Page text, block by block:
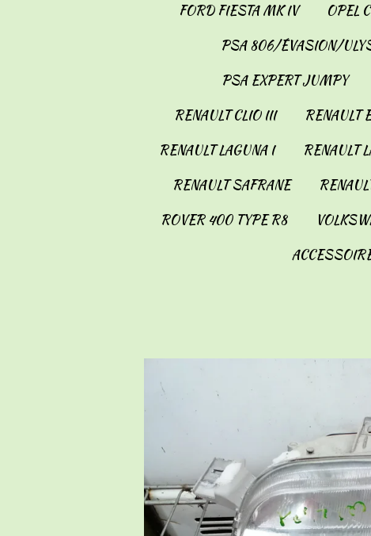
FORD FIESTA MK IV
OPEL
PSA 806/ÉVASION/
PSA EXPERT JUMPY
RENAULT CLIO III
RENAULT
RENAULT LAGUNA I
RENAULT
RENAULT SAFRANE
ROVER 400 TYPE R8